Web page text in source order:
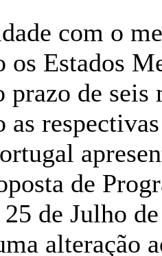
com o
os Estados
prazo de seis
as
de
de Julho